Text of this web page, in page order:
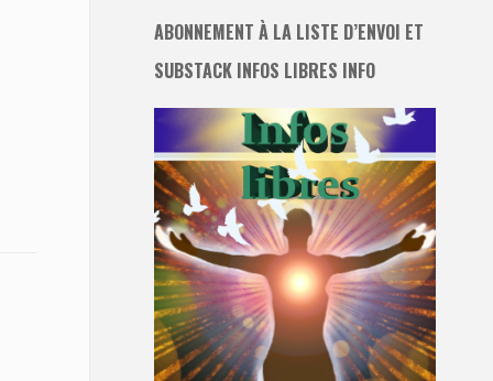
ABONNEMENT À LA LISTE D’ENVOI ET
SUBSTACK INFOS LIBRES INFO